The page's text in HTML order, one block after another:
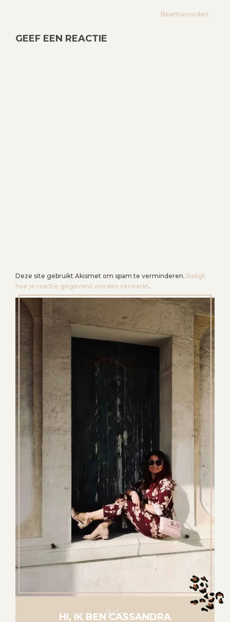
Beantwoorden
GEEF EEN REACTIE
Deze site gebruikt Akismet om spam te verminderen. Bekijk
hoe je reactie gegevens worden verwerkt.
About me
HI, IK BEN CASSANDRA